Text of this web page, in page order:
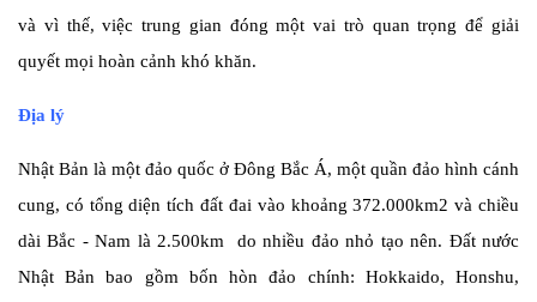
và vì thế, việc trung gian đóng một vai trò quan trọng để giải
quyết mọi hoàn cảnh khó khăn.
Địa lý
Nhật Bản là một đảo quốc ở Đông Bắc Á, một quần đảo hình cánh
cung, có tổng diện tích đất đai vào khoảng 372.000km2 và chiều
dài Bắc - Nam là 2.500km do nhiều đảo nhỏ tạo nên. Đất nước
Nhật Bản bao gồm bốn hòn đảo chính: Hokkaido, Honshu,